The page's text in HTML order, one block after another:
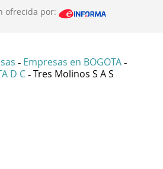
ofrecida por:
- Empresas en BOGOTA -
D C - Tres Molinos S A S